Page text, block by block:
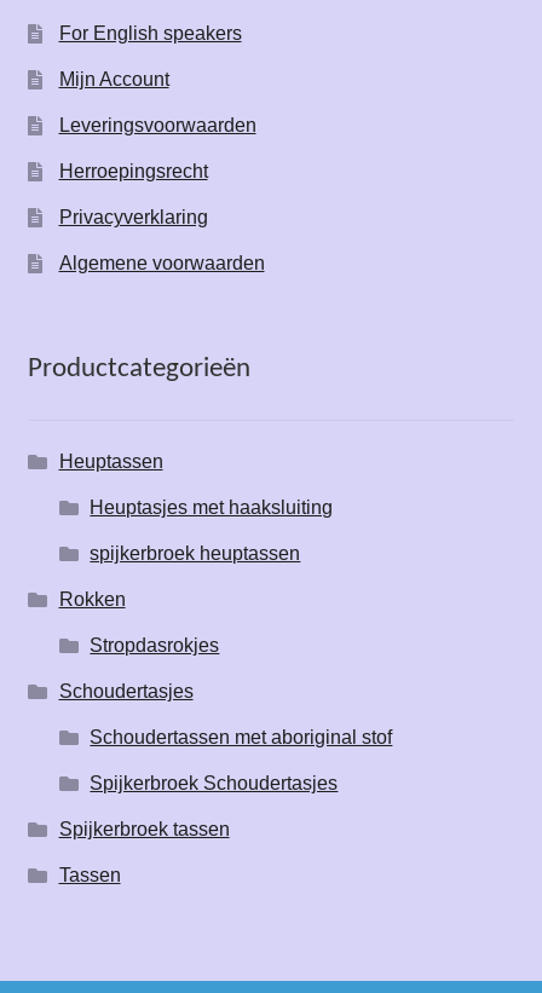
For English speakers
Mijn Account
Leveringsvoorwaarden
Herroepingsrecht
Privacyverklaring
Algemene voorwaarden
Productcategorieën
Heuptassen
Heuptasjes met haaksluiting
spijkerbroek heuptassen
Rokken
Stropdasrokjes
Schoudertasjes
Schoudertassen met aboriginal stof
Spijkerbroek Schoudertasjes
Spijkerbroek tassen
Tassen